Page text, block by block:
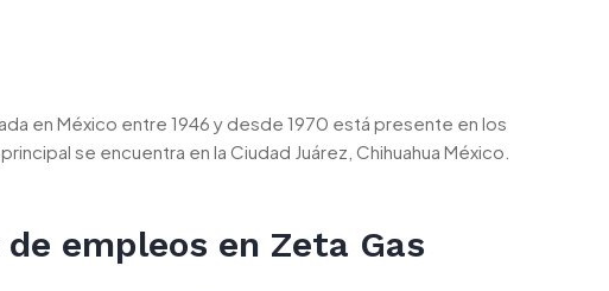
en México entre 1946 y desde 1970 está presente en los
se encuentra en la Ciudad Juárez, Chihuahua México.
empleos en Zeta Gas